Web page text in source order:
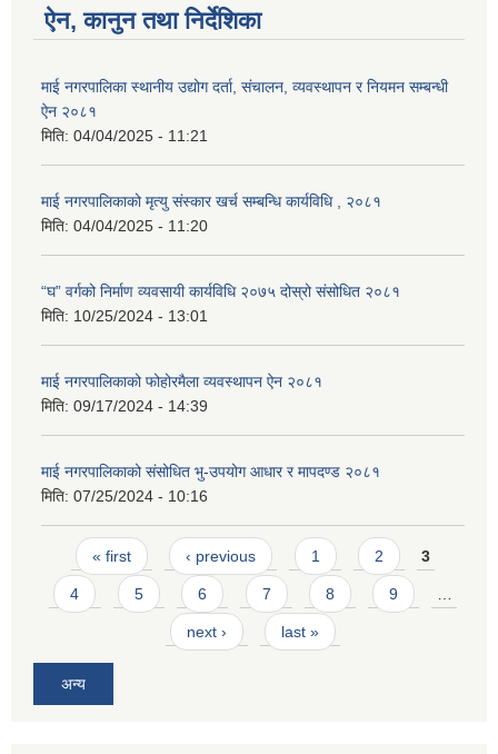
ऐन, कानुन तथा निर्देशिका
माई नगरपालिका स्थानीय उद्योग दर्ता, संचालन, व्यवस्थापन र नियमन सम्बन्धी
ऐन २०८१
मिति: 04/04/2025 - 11:21
माई नगरपालिकाको मृत्यु संस्कार खर्च सम्बन्धि कार्यविधि , २०८१
मिति: 04/04/2025 - 11:20
“घ” वर्गको निर्माण व्यवसायी कार्यविधि २०७५ दोस्रो संसोधित २०८१
मिति: 10/25/2024 - 13:01
माई नगरपालिकाको फोहोरमैला व्यवस्थापन ऐन २०८१
मिति: 09/17/2024 - 14:39
माई नगरपालिकाको संसोधित भु-उपयोग आधार र मापदण्ड २०८१
मिति: 07/25/2024 - 10:16
Pages
« first ‹ previous 1 2 3
4 5 6 7 8 9 …
next › last »
अन्य